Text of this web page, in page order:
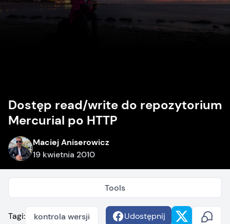
Dostęp read/write do repozytorium
Mercurial po HTTP
Maciej Aniserowicz
19 kwietnia 2010
Tools
Tagi: kontrola wersji Udostępnij